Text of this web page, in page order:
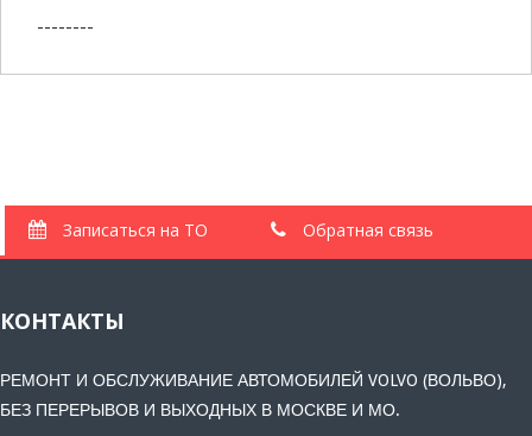
--------
Записаться на ТО Обратная связь
КОНТАКТЫ
РЕМОНТ И ОБСЛУЖИВАНИЕ АВТОМОБИЛЕЙ VOLVO (ВОЛЬВО),
БЕЗ ПЕРЕРЫВОВ И ВЫХОДНЫХ В МОСКВЕ И МО.